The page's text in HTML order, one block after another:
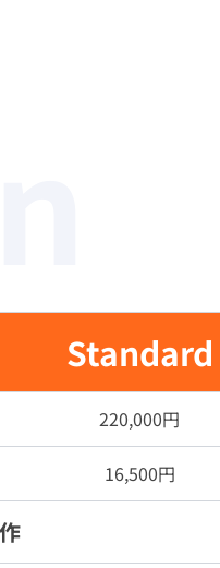
Standard
220,000円
16,500円